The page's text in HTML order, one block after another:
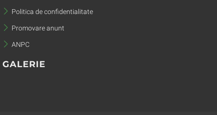
Politica de confidentialitate
Promovare anunt
ANPC
GALERIE